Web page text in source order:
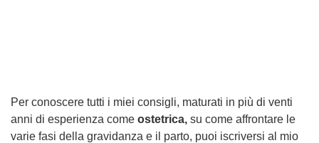
Per conoscere tutti i miei consigli, maturati in più di venti
anni di esperienza come ostetrica, su come affrontare le
varie fasi della gravidanza e il parto, puoi iscriversi al mio